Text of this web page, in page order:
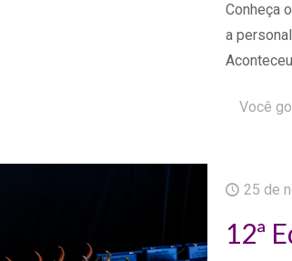
Conheça
a
Você
25 de
12ª